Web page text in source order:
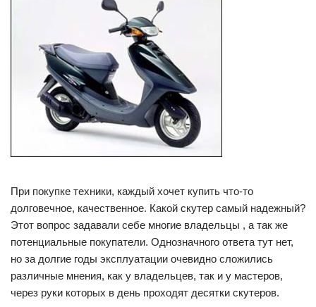
При покупке техники, каждый хочет купить что-то
долговечное, качественное. Какой скутер самый надежный?
Этот вопрос задавали себе многие владельцы , а так же
потенциальные покупатели. Однозначного ответа тут нет,
но за долгие годы эксплуатации очевидно сложились
различные мнения, как у владельцев, так и у мастеров,
через руки которых в день проходят десятки скутеров.